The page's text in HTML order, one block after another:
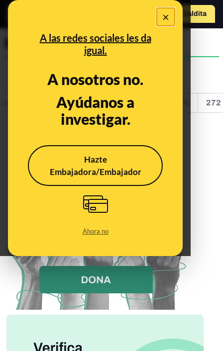
×
A las redes sociales les da
igual.
A nosotros no.
Ayúdanos a
investigar.
Hazte
Embajadora/Embajador
Ahora no
Hazte Maldita
Maldita Ciencia
267 268 269 272